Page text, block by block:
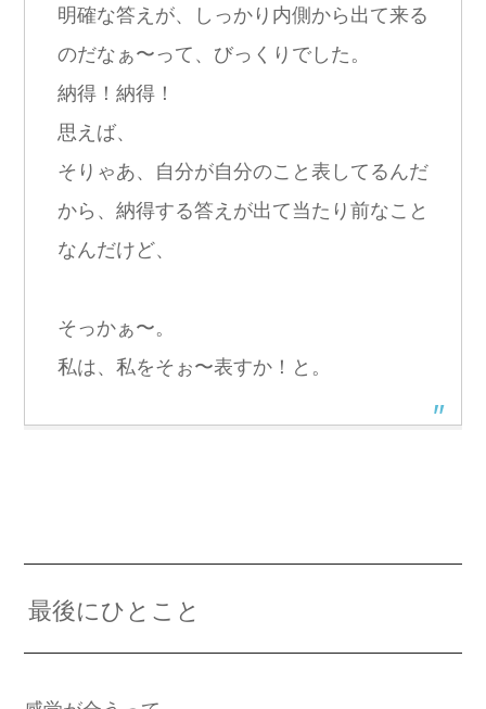
明確な答えが、しっかり内側から出て来る
のだなぁ〜って、びっくりでした。
納得！納得！
思えば、
そりゃあ、自分が自分のこと表してるんだ
から、納得する答えが出て当たり前なこと
なんだけど、
そっかぁ〜。
私は、私をそぉ〜表すか！と。
最後にひとこと